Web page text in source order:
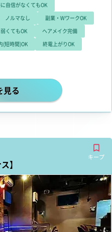
自信がなくてもOK
ノルマなし
副業・WワークOK
くてもOK
ヘアメイク完備
(短時間)OK
終電上がりOK
第一主義のお店☆ワガママな
見る
キープ
】